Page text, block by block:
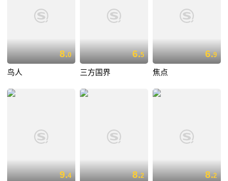
8.0
鸟人
6.5
三方国界
6.9
焦点
9.4 8.2 8.2